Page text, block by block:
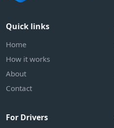
Quick links
Home
How it works
About
Contact
For Drivers